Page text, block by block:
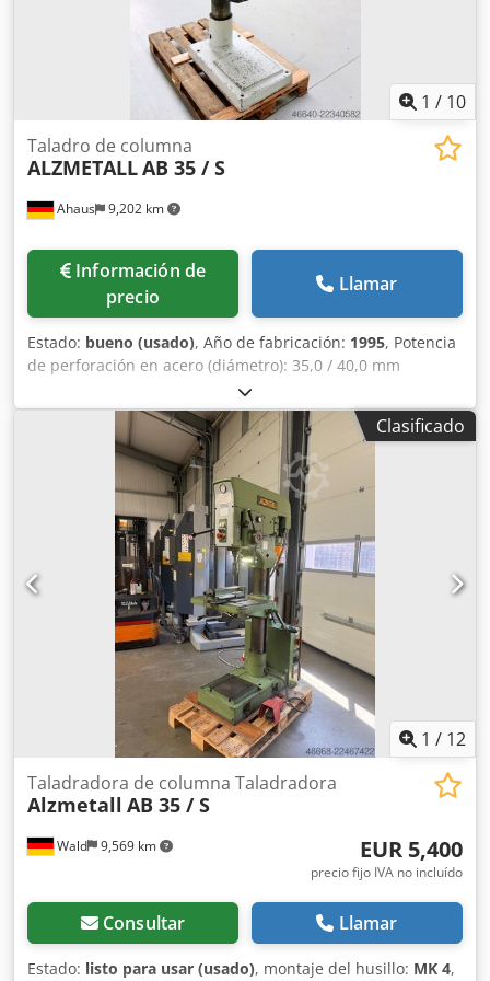
1 / 10
Ahaus 9,202 km
Taladro de columna
ALZMETALLAB 35 / S
Información de
precio
Llamar
Estado: bueno (usado), Año de fabricación: 1995, Potencia
de perforación en acero (diámetro): 35,0 / 40,0 mm
Voladizo: 300 mm Carrera de perforación: 180 mm
Velocidad de rotación: 65,0 - 1.750 rpm Tamaño de la
mesa: 615 x 420 mm Diámetro de la columna: 155 mm
Avance: 0,1 / 0,2 / 0,3 mm/rev Cono del eje: MK 4 Potencia
del motor: 0,9 / 1,5 kW Crodpfx Apozl E Uhjrsf Peso: 450 kg
Dimensiones (largo x ancho x alto): 800 x 650 x 1850 mm
Equipamiento: - Taladradora de columna robusta -
Regulación de velocidad continua (correa trapezoidal) -
Avance automático del eje * con retroceso
electromagnético - Motor conmutable de polos - Sentido
de giro del eje de perforación: derecha/izquierda - Tope de
profundidad de perforación - Mesa de la máquina con 2
ranuras en T * ajustable en altura mediante manivela -
Botón de parada de emergencia en la parte frontal -
Manual de instrucciones (PDF)
Clasificado
1 / 12
Wald 9,569 km
Taladradora de columna Taladradora
Alzmetall AB 35 / S
EUR 5,400
precio fijo IVA no incluído
Consultar Llamar
Estado: listo para usar (usado), montaje del husillo: MK 4,